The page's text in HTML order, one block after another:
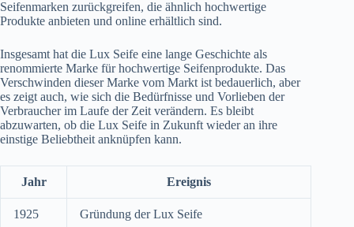
Seifenmarken zurückgreifen, die ähnlich hochwertige
Produkte anbieten und online erhältlich sind.
Insgesamt hat die Lux Seife eine lange Geschichte als
renommierte Marke für hochwertige Seifenprodukte. Das
Verschwinden dieser Marke vom Markt ist bedauerlich, aber
es zeigt auch, wie sich die Bedürfnisse und Vorlieben der
Verbraucher im Laufe der Zeit verändern. Es bleibt
abzuwarten, ob die Lux Seife in Zukunft wieder an ihre
einstige Beliebtheit anknüpfen kann.
Jahr Ereignis
1925 Gründung der Lux Seife